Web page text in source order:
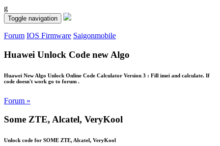
g
Toggle navigation
Forum IOS Firmware Saigonmobile
Huawei Unlock Code new Algo
Huawei New Algo Unlock Online Code Calculator Version 3 : Fill imei and calculate. If
code doesn't work go to forum .
Forum »
Some ZTE, Alcatel, VeryKool
Unlock code for SOME ZTE, Alcatel, VeryKool